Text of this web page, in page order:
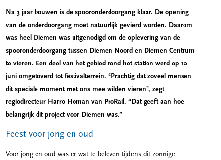
Na 3 jaar bouwen is de spooronderdoorgang klaar. De opening
van de onderdoorgang moet natuurlijk gevierd worden. Daarom
was heel Diemen was uitgenodigd om de oplevering van de
spooronderdoorgang tussen Diemen Noord en Diemen Centrum
te vieren. Een deel van het gebied rond het station werd op 10
juni omgetoverd tot festivalterrein. “Prachtig dat zoveel mensen
dit speciale moment met ons mee wilden vieren”, zegt
regiodirecteur Harro Homan van ProRail. “Dat geeft aan hoe
belangrijk dit project voor Diemen was.”
Feest voor jong en oud
Voor jong en oud was er wat te beleven tijdens dit zonnige